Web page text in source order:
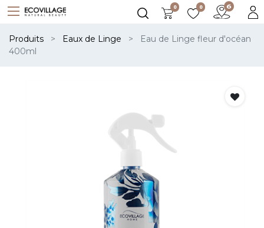
0 0
Produits Eaux de Linge
Eau de Linge fleur d'océan
400ml